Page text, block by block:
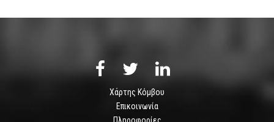
Χάρτης Κόμβου
Επικοινωνία
Πληροφορίες